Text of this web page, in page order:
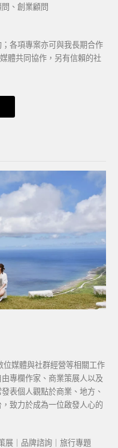
、創業顧問
各項專案亦可與我長期合作
體共同協作，另有信賴的社
媒體與社群經營等相關工作
專欄作家、商業策展人以及
表個人觀點於商業、地方、
致力於成為一位啟發人心的
展｜品牌諮詢｜旅行專題